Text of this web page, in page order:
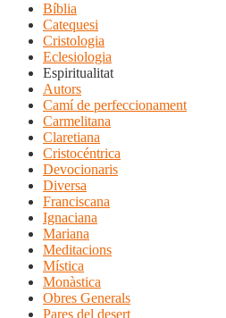
Bíblia
Catequesi
Cristologia
Eclesiologia
Espiritualitat
Autors
Camí de perfeccionament
Carmelitana
Claretiana
Cristocéntrica
Devocionaris
Diversa
Franciscana
Ignaciana
Mariana
Meditacions
Mística
Monàstica
Obres Generals
Pares del desert